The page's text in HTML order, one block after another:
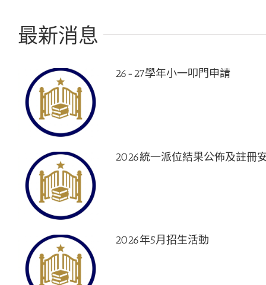
最新消息
26-27學年小一叩門申請
2026統一派位結果公佈及註冊
2026年5月招生活動